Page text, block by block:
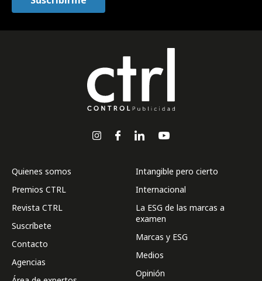
Quienes somos
Premios CTRL
Revista CTRL
Suscríbete
Contacto
Agencias
Intangible pero cierto
Internacional
La ESG de las marcas a
examen
Marcas y ESG
Medios
Opinión